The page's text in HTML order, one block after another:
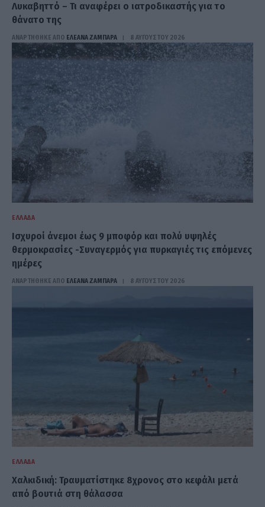
Λυκαβηττό – Τι αναφέρει ο ιατροδικαστής για το
θάνατο της
ΑΝΑΡΤΗΘΗΚΕ ΑΠΟ ΕΛΕΑΝΑ ΖΑΜΠΑΡΑ 8 ΑΥΓΟΎΣΤΟΥ 2026
ΕΛΛΆΔΑ
Ισχυροί άνεμοι έως 9 μποφόρ και πολύ υψηλές
θερμοκρασίες -Συναγερμός για πυρκαγιές τις επόμενες
ημέρες
ΑΝΑΡΤΗΘΗΚΕ ΑΠΟ ΕΛΕΑΝΑ ΖΑΜΠΑΡΑ 8 ΑΥΓΟΎΣΤΟΥ 2026
ΕΛΛΆΔΑ
Χαλκιδική: Τραυματίστηκε 8χρονος στο κεφάλι μετά
από βουτιά στη θάλασσα